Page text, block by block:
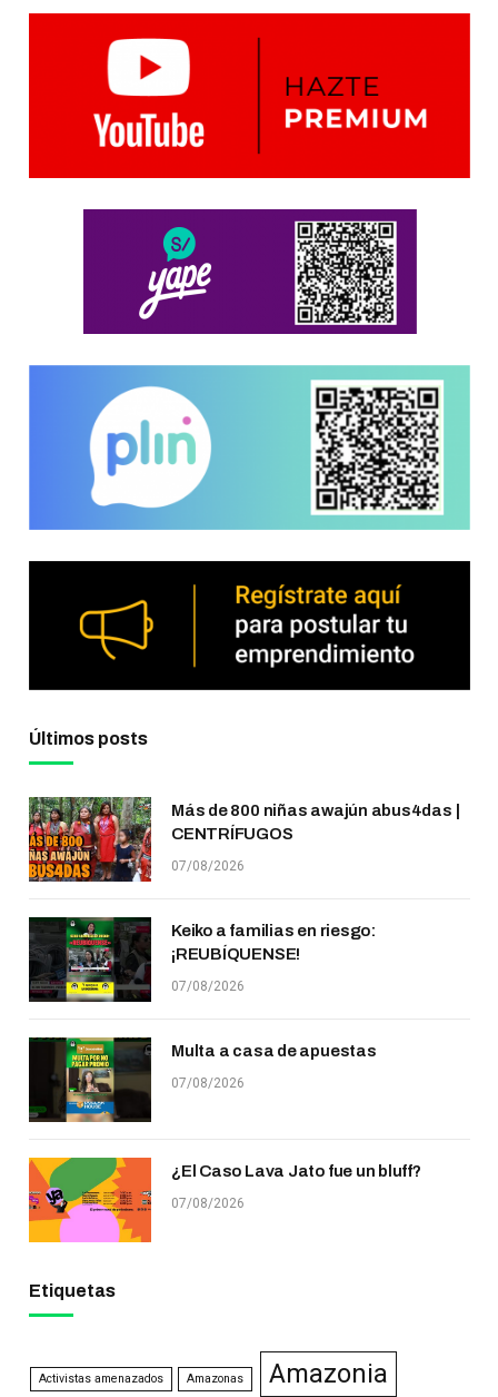
Últimos posts
Más de 800 niñas awajún abus4das |
CENTRÍFUGOS
07/08/2026
Keiko a familias en riesgo:
¡REUBÍQUENSE!
07/08/2026
Multa a casa de apuestas
07/08/2026
¿El Caso Lava Jato fue un bluff?
07/08/2026
Etiquetas
Activistas amenazados Amazonas Amazonia